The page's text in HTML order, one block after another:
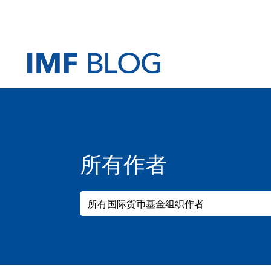
所有作者
所有国际货币基金组织作者